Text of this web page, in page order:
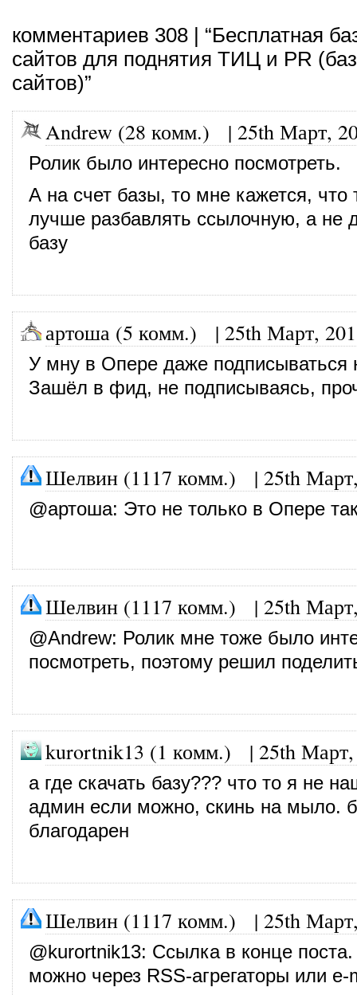
комментариев 308 | “Бесплатная
сайтов для поднятия ТИЦ и PR
сайтов)”
Andrew (28 комм.) | 25th Март,
Ролик было интересно посмотреть.
А на счет базы, то мне кажется,
лучше разбавлять ссылочную, а не
базу
артоша (5 комм.) | 25th Март,
У мну в Опере даже подписываться
Зашёл в фид, не подписываясь,
Шелвин (1117 комм.) | 25th
@артоша: Это не только в Опере
Шелвин (1117 комм.) | 25th
@Andrew: Ролик мне тоже было
посмотреть, поэтому решил
kurortnik13 (1 комм.) | 25th
а где скачать базу??? что то я не
админ если можно, скинь на мыло.
благодарен
Шелвин (1117 комм.) | 25th
@kurortnik13: Ссылка в конце
можно через RSS-агрегаторы или e-